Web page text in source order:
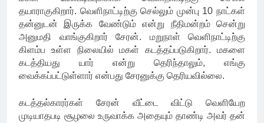
தயாராகுகிறார். வெளிநாட்டிற்கு செல்லும் முன்பு 10 நாட்கள்
தன்னுடன் இருக்க வேண்டும் என்று நீதிமன்றம் சென்று
அனுமதி வாங்குகிறார் சேரன். மறுநாள் வெளிநாட்டிற்கு
கிளம்ப உள்ள நிலையில் மகள் கடத்தப்படுகிறார். மகளை
கடத்தியது யார் என்று தெரிந்தாலும், எங்கு
வைக்கப்பட்டுள்ளார் என்பது சேரனுக்கு தெரியவில்லை.
கடத்தல்காரர்கள் சேரன் வீட்டை விட்டு வெளியேற
முடியாதபடி சூழலை உருவாக்க அதையும் தாண்டி அவர் தன்